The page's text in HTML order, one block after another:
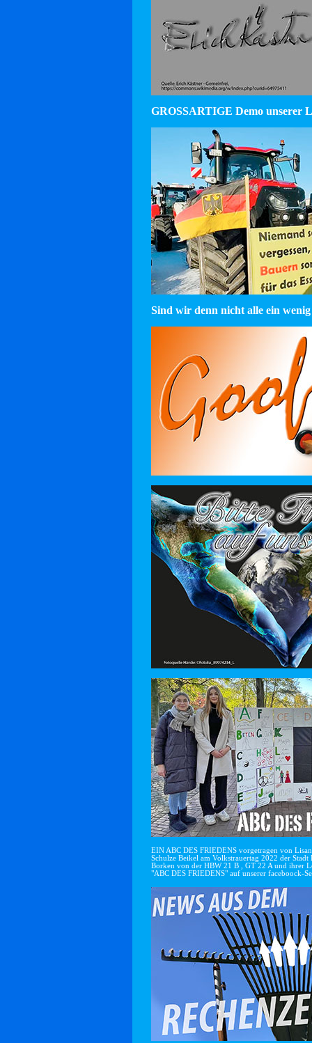
GROSSARTIGE Demo unserer
Sind wir denn nicht alle ein wenig
EIN ABC DES FRIEDENS vorgetragen von
Schulze Beikel am Volkstrauertag 2022 der
Borken von der HBW 21 B , GT 22 A und ihrer
"ABC DES FRIEDENS" auf unserer faceboock-